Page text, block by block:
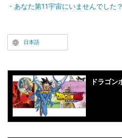
あなた第11宇宙にいませんでした
日本語
ドラゴン